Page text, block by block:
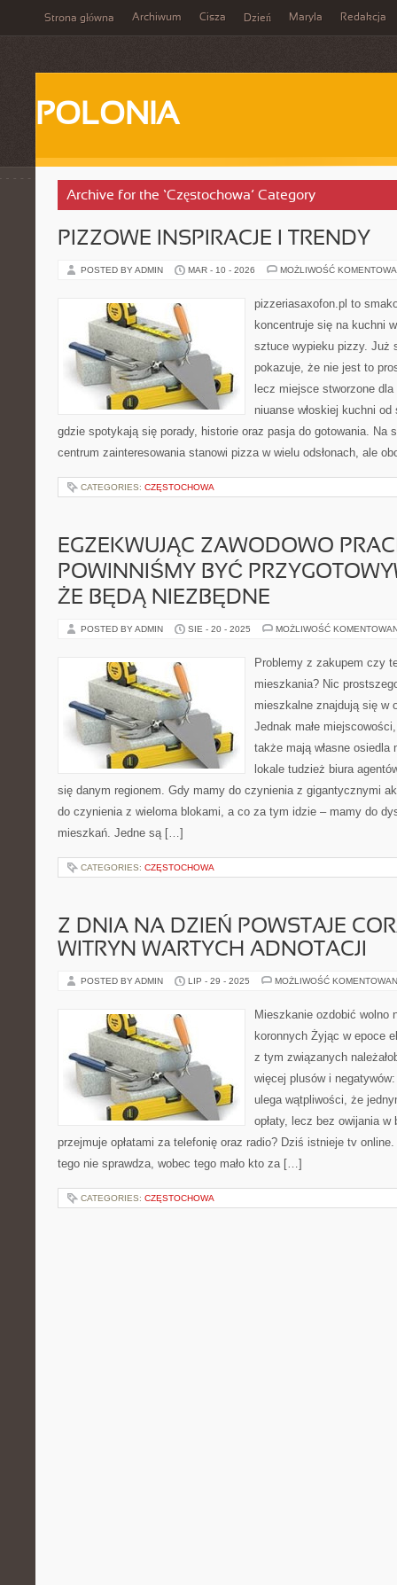
Strona główna Archiwum Cisza Dzień Maryla Redakcja
POLONIA
Archive for the ‘Częstochowa’ Category
PIZZOWE INSPIRACJE I TRENDY
POSTED BY ADMIN MAR - 10 - 2026 MOŻLIWOŚĆ
pizzeriasaxofon.pl to
koncentruje się na kuchni
sztuce wypieku pizzy. Już
pokazuje, że nie jest to
lecz miejsce stworzone
niuanse włoskiej kuchni
gdzie spotykają się porady, historie oraz pasja do gotowania. Na
centrum zainteresowania stanowi pizza w wielu odsłonach, ale
CATEGORIES: CZĘSTOCHOWA
EGZEKWUJĄC ZAWODOWO
POWINNIŚMY BYĆ
ŻE BĘDĄ NIEZBĘDNE
POSTED BY ADMIN SIE - 20 - 2025 MOŻLIWOŚĆ
Problemy z zakupem czy
mieszkania? Nic
mieszkalne znajdują się w
Jednak małe
także mają własne
lokale tudzież biura
się danym regionem. Gdy mamy do czynienia z gigantycznymi
do czynienia z wieloma blokami, a co za tym idzie – mamy do
mieszkań. Jedne są […]
CATEGORIES: CZĘSTOCHOWA
Z DNIA NA DZIEŃ POWSTAJE
WITRYN WARTYCH ADNOTACJI
POSTED BY ADMIN LIP - 29 - 2025 MOŻLIWOŚĆ
Mieszkanie ozdobić wolno
koronnych Żyjąc w epoce
z tym związanych
więcej plusów i
ulega wątpliwości, że
opłaty, lecz bez owijania w
przejmuje opłatami za telefonię oraz radio? Dziś istnieje tv
tego nie sprawdza, wobec tego mało kto za […]
CATEGORIES: CZĘSTOCHOWA